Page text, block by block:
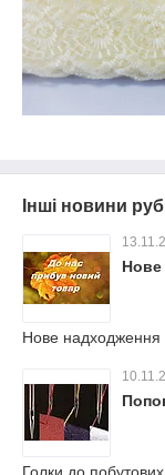
Інші новини
Нове
Нове надходження
Голки до